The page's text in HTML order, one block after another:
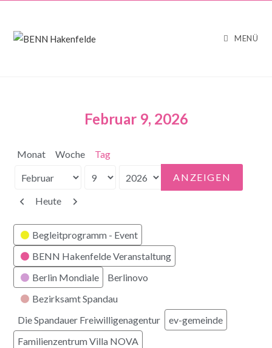
MENÜ
Februar 9, 2026
Monat Woche Tag
Monat
Tag
Jahr
Zurück
Heute Weiter
Kategorien
Begleitprogramm - Event
BENN Hakenfelde Veranstaltung
Berlin Mondiale
Berlinovo
Bezirksamt Spandau
Die Spandauer Freiwilligenagentur
ev-gemeinde
Familienzentrum Villa NOVA